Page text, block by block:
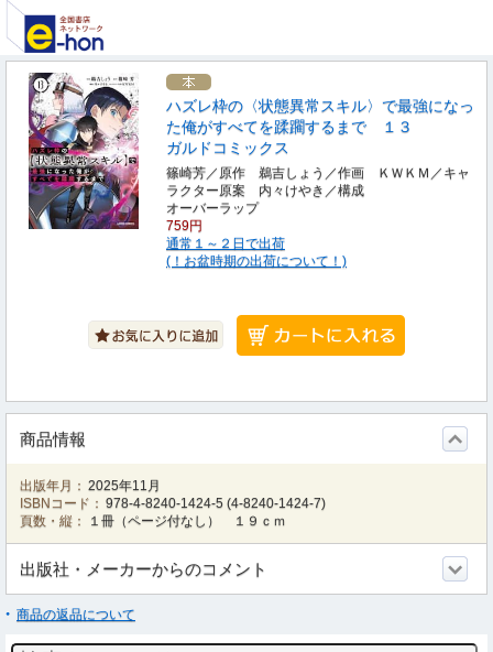
ハズレ枠の〈状態異常スキル〉で最強になっ
た俺がすべてを蹂躙するまで １３
ガルドコミックス
篠崎芳／原作 鵜吉しょう／作画 ＫＷＫＭ／キャ
ラクター原案 内々けやき／構成
オーバーラップ
759円
通常１～２日で出荷
(！お盆時期の出荷について！)
商品情報
出版年月： 2025年11月
ISBNコード： 978-4-8240-1424-5 (4-8240-1424-7)
頁数・縦：
１冊（ページ付なし） １９ｃｍ
出版社・メーカーからのコメント
商品の返品について